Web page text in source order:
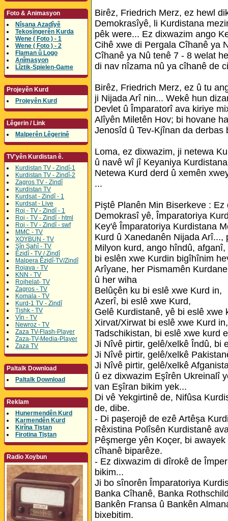
Foto & Animasyon
Nîşana Azadîyê
Tekoşîngerên Kurda
Wene ( Foto ) - 1
Wene ( Foto ) - 2
Flaman û Logo
Anîmasyon
Lîztik-Spielen-Game
Projeyên Kurd
Projeyên Kurd
Lêgerin / Link
Malperên Lêgerinê
TV'yên Kurdistan ê.
Kurdistan TV - Zindî-1
Kurdistan TV - Zindî-2
Zagros TV - Zindî
Kurdistan TV
Kurdsat - Zindî - 1
Kurdsat - Live
Roj - TV - Zindî - 1
Roj - TV - Zindî - html
Roj - TV - Zindî - swf
MMC - TV
XOYBUN - TV
Şîn Şahî - TV
Êzidî - TV / Zindî
Malpera Êzidî-TV/Zindî
Rojava - TV
KNN - TV
Rojhelat- TV
Zagros - TV
Komala - TV
Kurd-1 TV - Zindî
Tishk - TV
Vîn - TV
Newroz - TV
Zaza TV-Flash-Player
Zaza-TV-Media-Player
Zaza TV
Paltalk Download
Paltalk Download
Reklam
Hunermendên Kurd
Karmendên Kurd
Kirîna Tiştan
Firotina Tiştan
Radio Xoybun
Birêz, Friedrich Merz, ez hewl
Demokrasîyê, li Kurdistana
pêk were... Ez dixwazim ango
Cihê xwe di Pergala Cîhanê ya
Cîhanê ya Nû tenê 7 - 8 welat
di nav nîzama nû ya cîhanê de
Birêz, Friedrich Merz, ez û tu
ji Nijada Arî nin... Wekê hun
Devlet û Împaratorî ava kiriye
Alîyên Miletên Hov; bi hovane
Jenosîd û Tev-Kjînan da derbas
Loma, ez dixwazim, ji netewa
û navê wî jî Keyaniya
Netewa Kurd derd û xemên
...
Piştê Planên Min Biserkeve :
Demokrasî yê, Împaratoriya
Key'ê Împaratoriya Kurdistana
Kurd û Xanedanên Nijada
Milyon kurd, ango hîndû,
bi eslên xwe Kurdin bigîhînim
Arîyane, her Pismamên
û her wiha
Belûçên ku bi eslê xwe Kurd in,
Azerî, bi eslê xwe Kurd,
Gelê Kurdistanê, yê bi eslê xwe
Xirvat/Xirwat bi eslê xwe Kurd in,
Tadschikistan, bi eslê xwe kurd
Ji Nîvê pirtir, gelê/xelkê Îndû, bi
Ji Nîvê pirtir, gelê/xelkê
Ji Nîvê pirtir, gelê/xelkê
û ez dixwazim Eşîrên Ukreinalî
van Eşîran bikim yek...
Di vê Yekgirtinê de, Nifûsa
de, dibe.
- Di paşerojê de ezê Artêşa
Rêxistina Polîsên Kurdistanê
Pêşmerge yên Koçer, bi
cîhanê biparêze.
- Ez dixwazim di dîrokê de
bikim...
Ji bo sînorên Împaratoriya
Banka Cîhanê, Banka
Bankên Fransa û Bankên
bixebitim.